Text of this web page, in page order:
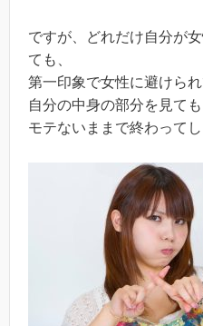
ですが、どれだけ自分が
ても、
第一印象で女性に避けられ
自分の中身の部分を見て
モテないままで終わってし